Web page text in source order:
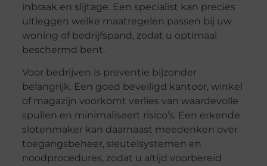
inbraak en slijtage. Een specialist kan precies
uitleggen welke maatregelen passen bij uw
woning of bedrijfspand, zodat u optimaal
beschermd bent.
Voor bedrijven is preventie bijzonder
belangrijk. Een goed beveiligd kantoor, winkel
of magazijn voorkomt verlies van waardevolle
spullen en minimaliseert risico’s. Een erkende
slotenmaker kan daarnaast meedenken over
toegangsbeheer, sleutelsystemen en
noodprocedures, zodat u altijd voorbereid